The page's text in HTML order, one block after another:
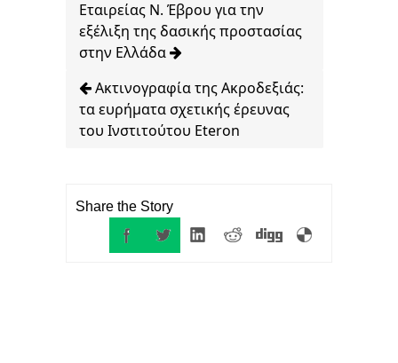
Εταιρείας Ν. Έβρου για την
εξέλιξη της δασικής προστασίας
στην Ελλάδα
Ακτινογραφία της Ακροδεξιάς:
τα ευρήματα σχετικής έρευνας
του Ινστιτούτου Eteron
Share the Story